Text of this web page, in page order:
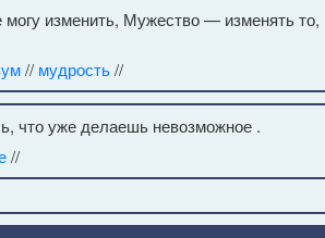
изменить, Мужество — изменять то,
// мудрость//
что уже делаешь невозможное .
//